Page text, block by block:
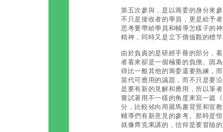
第五次參與，是以籌委的身分來
不只是接收者的學員，更是給予
思考要帶給學員和輔導怎樣子的
精神，同時又是立下價值觀的標
由於負責的是研經手冊的部分，
者看來卻是一個極重的負擔。因
得比一般其他的籌委還要熟練，
當代可應用的議題，而不只是要
是要有新的見解和應用，所以筆
嘗試著用不一樣的角度來寫一篇
分，比較傾向用羅馬書背景和宣
輔導們有新意見的參考。那時是
就像齊克果講的，信仰是要冒險